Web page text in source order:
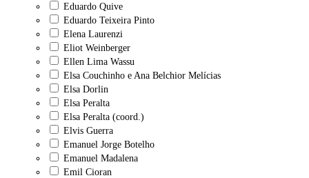
Eduardo Quive
Eduardo Teixeira Pinto
Elena Laurenzi
Eliot Weinberger
Ellen Lima Wassu
Elsa Couchinho e Ana Belchior Melícias
Elsa Dorlin
Elsa Peralta
Elsa Peralta (coord.)
Elvis Guerra
Emanuel Jorge Botelho
Emanuel Madalena
Emil Cioran